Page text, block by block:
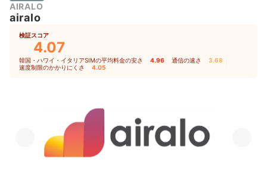
AIRALO
airalo
検証スコア
4.07
韓国・ハワイ・イタリアSIMの平均料金の安さ 4.96 通信の速さ 3.68
速度制限のかかりにくさ 4.05